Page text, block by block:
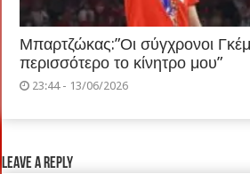
Μπαρτζώκας:”Οι σύγχρονοι
περισσότερο το κίνητρο μου”
23:44 - 13/06/2026
Leave a Reply